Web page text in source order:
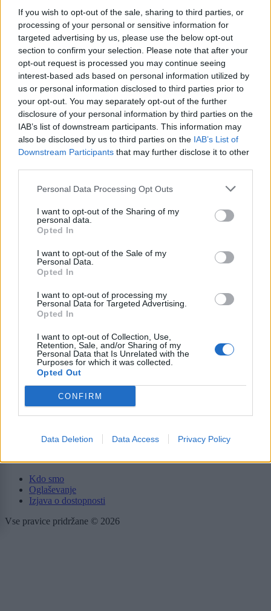
If you wish to opt-out of the sale, sharing to third parties, or
processing of your personal or sensitive information for
targeted advertising by us, please use the below opt-out
section to confirm your selection. Please note that after your
opt-out request is processed you may continue seeing
interest-based ads based on personal information utilized by
us or personal information disclosed to third parties prior to
your opt-out. You may separately opt-out of the further
disclosure of your personal information by third parties on the
IAB’s list of downstream participants. This information may
also be disclosed by us to third parties on the IAB’s List of
Downstream Participants that may further disclose it to other
Personal Data Processing Opt Outs
I want to opt-out of the Sharing of my
personal data.
Opted In
I want to opt-out of the Sale of my
Personal Data.
Opted In
I want to opt-out of processing my
Personal Data for Targeted Advertising.
Opted In
I want to opt-out of Collection, Use,
Retention, Sale, and/or Sharing of my
Personal Data that Is Unrelated with the
Purposes for which it was collected.
Opted Out
CONFIRM
Data Deletion Data Access Privacy Policy
Naročite se
Imaš novico, informacijo, fotografijo ali video, ki bi nas utegnila
zanimati? Najboljše nagradimo.
Pošlji
Moji Mediji d.o.o.
sobotainfo.com•mariborinfo.com•ptujinfo.com•pomurec.com
Vse pravice pridržane © 2026
Tematike
Slovenija
Svet
Politika
Kronika
Zdravje
Šport
Scena
Zadnje novice
Rubrike
Dogodki
Igre
Kdo smo
Oglaševanje
Izjava o dostopnosti
Vse pravice pridržane © 2026
Prijavi se na cajtng